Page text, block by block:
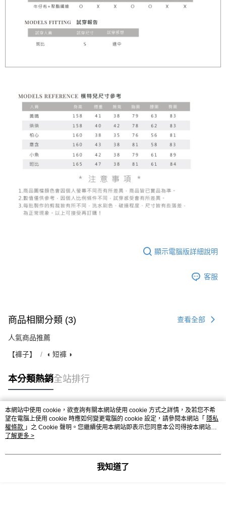
顯示電腦版詳細說明
客服
商品相關分類 (3) 查看全部
人氣商品推薦
【褲子】 ◖ 短褲 ◗
本分類熱銷全站排行
熱門標籤
本網站中使用 cookie，欲查詢有關本網站使用 cookie 方式之詳情，及若您不希
望在電腦上使用 cookie 時應如何變更電腦的 cookie 設定，請參閱本網站「 隱私
權條款 」之 Cookie 聲明。您繼續使用本網站即表示您同意本公司得按本網站使
用條款之 Cookie 聲明使用 cookie。
了解更多 >
我知道了